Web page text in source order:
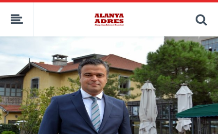
kaçak bahis
deneme bonusu
deneme bonusu veren siteler
bahis siteleri
porno izle